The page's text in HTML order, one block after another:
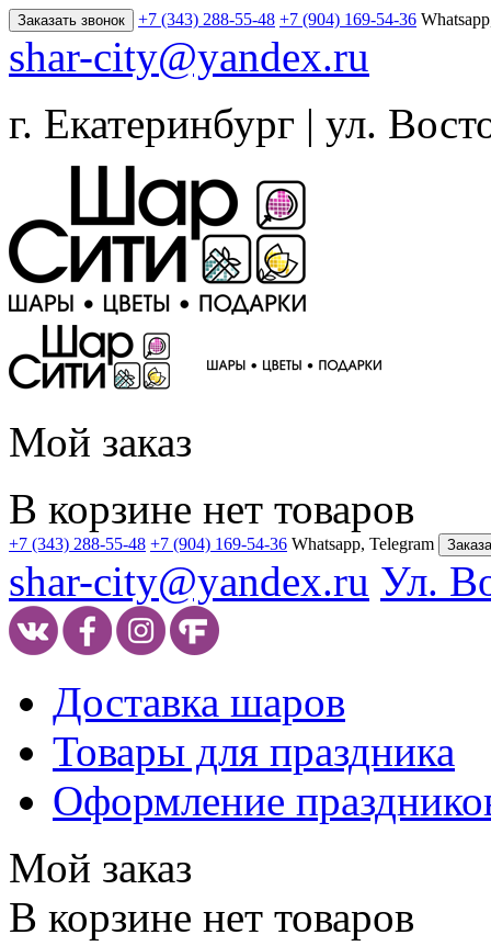
Заказать звонок +7 (343) 288-55-48 +7 (904) 169-54-36
shar-city@yandex.ru
г. Екатеринбург | ул.
Мой заказ
В корзине нет товаров
+7 (343) 288-55-48 +7 (904) 169-54-36 Whatsapp, Telegram
shar-city@yandex.ru Ул.
Доставка шаров
Товары для праздника
Оформление
Мой заказ
В корзине нет товаров